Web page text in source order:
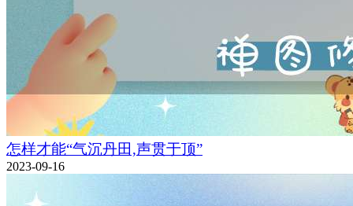
怎样才能“气沉丹田,声贯于顶”
2023-09-16